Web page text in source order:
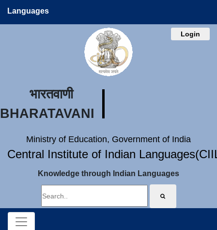
Languages
Login
भारतवाणी
BHARATAVANI
Ministry of Education, Government of India
Central Institute of Indian
Knowledge through Indian Languages